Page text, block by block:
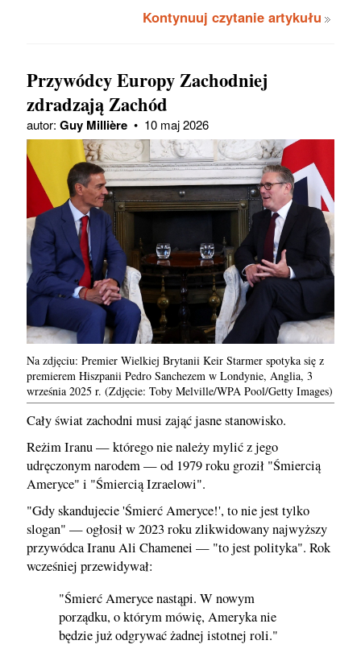
Kontynuuj czytanie artykułu
Przywódcy Europy Zachodniej
zdradzają Zachód
autor: Guy Millière • 10 maj 2026
Na zdjęciu: Premier Wielkiej Brytanii Keir Starmer spotyka się z
premierem Hiszpanii Pedro Sanchezem w Londynie, Anglia, 3
września 2025 r. (Zdjęcie: Toby Melville/WPA Pool/Getty Images)
Cały świat zachodni musi zająć jasne stanowisko.
Reżim Iranu — którego nie należy mylić z jego
udręczonym narodem — od 1979 roku groził "Śmiercią
Ameryce" i "Śmiercią Izraelowi".
"Gdy skandujecie 'Śmierć Ameryce!', to nie jest tylko
slogan" — ogłosił w 2023 roku zlikwidowany najwyższy
przywódca Iranu Ali Chamenei — "to jest polityka". Rok
wcześniej przewidywał:
"Śmierć Ameryce nastąpi. W nowym
porządku, o którym mówię, Ameryka nie
będzie już odgrywać żadnej istotnej roli."